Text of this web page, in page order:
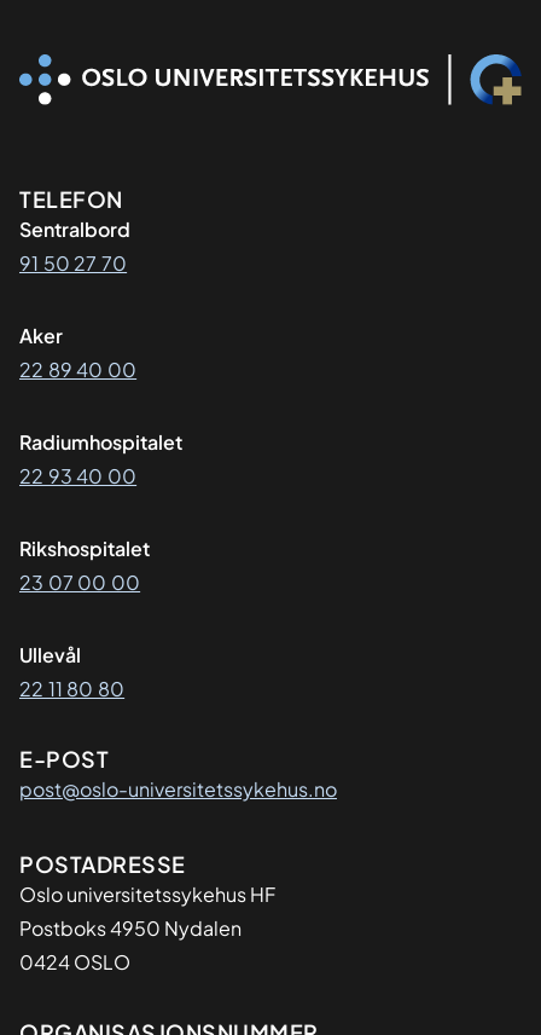
Kontaktinformasjon
TELEFON
Sentralbord
91 50 27 70
Aker
22 89 40 00
Radiumhospitalet
22 93 40 00
Rikshospitalet
23 07 00 00
Ullevål
22 11 80 80
E-POST
post@oslo-universitetssykehus.no
Adresse
POSTADRESSE
Oslo universitetssykehus HF
Postboks 4950 Nydalen
0424 OSLO